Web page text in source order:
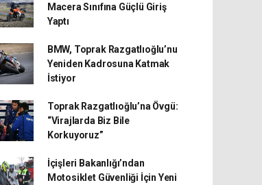
Macera Sınıfına Güçlü Giriş
Yaptı
BMW, Toprak Razgatlıoğlu’nu
Yeniden Kadrosuna Katmak
İstiyor
Toprak Razgatlıoğlu’na Övgü:
“Virajlarda Biz Bile
Korkuyoruz”
İçişleri Bakanlığı’ndan
Motosiklet Güvenliği İçin Yeni